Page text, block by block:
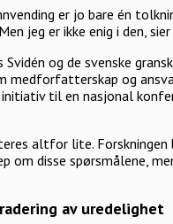
er jo bare én
jeg er ikke enig i den, sier
Svidén og de svenske
medforfatterskap og
til en nasjonal
altfor lite. Forskningen
om disse spørsmålene,
av uredelighet